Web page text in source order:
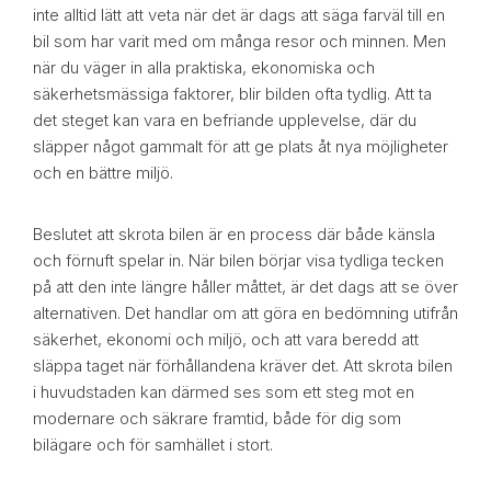
inte alltid lätt att veta när det är dags att säga farväl till en
bil som har varit med om många resor och minnen. Men
när du väger in alla praktiska, ekonomiska och
säkerhetsmässiga faktorer, blir bilden ofta tydlig. Att ta
det steget kan vara en befriande upplevelse, där du
släpper något gammalt för att ge plats åt nya möjligheter
och en bättre miljö.
Beslutet att skrota bilen är en process där både känsla
och förnuft spelar in. När bilen börjar visa tydliga tecken
på att den inte längre håller måttet, är det dags att se över
alternativen. Det handlar om att göra en bedömning utifrån
säkerhet, ekonomi och miljö, och att vara beredd att
släppa taget när förhållandena kräver det. Att skrota bilen
i huvudstaden kan därmed ses som ett steg mot en
modernare och säkrare framtid, både för dig som
bilägare och för samhället i stort.